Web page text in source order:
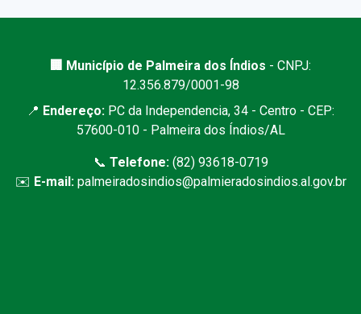
🏢 Município de Palmeira dos Índios - CNPJ:
12.356.879/0001-98
📍 Endereço: PC da Independencia, 34 - Centro - CEP:
57600-010 - Palmeira dos Índios/AL
📞 Telefone:(82) 93618-0719
✉️ E-mail: palmeiradosindios@palmieradosindios.al.gov.br